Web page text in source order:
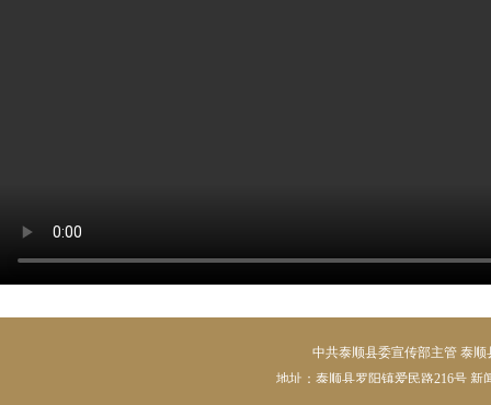
中共泰顺县委宣传部主管 泰顺
地址：泰顺县罗阳镇爱民路216号 新